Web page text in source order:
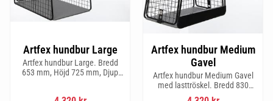
Artfex hundbur Large
Artfex hundbur Large. Bredd
653 mm, Höjd 725 mm, Djup
Artfex hundbur Medium
Gavel
Artfex hundbur Medium Gavel
med lasttröskel. Bredd 830
mm, Höjd 675 mm, Djup 495